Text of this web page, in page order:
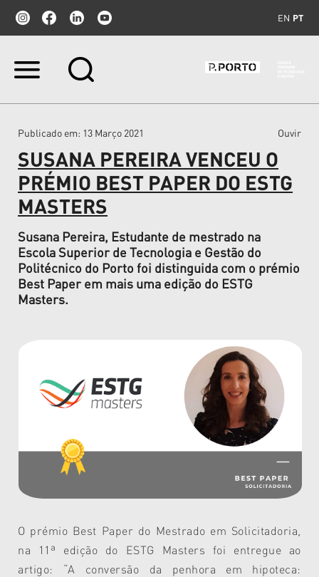
EN PT
Ir
Ir
navegação
Publicado em: 13 Março 2021 Ouvir
SUSANA PEREIRA VENCEU O
PRÉMIO BEST PAPER DO ESTG
MASTERS
Susana Pereira, Estudante de mestrado na
Escola Superior de Tecnologia e Gestão do
Politécnico do Porto foi distinguida com o prémio
Best Paper em mais uma edição do ESTG
Masters.
O prémio Best Paper do Mestrado em Solicitadoria,
na 11ª edição do ESTG Masters foi entregue ao
artigo: “A conversão da penhora em hipoteca: